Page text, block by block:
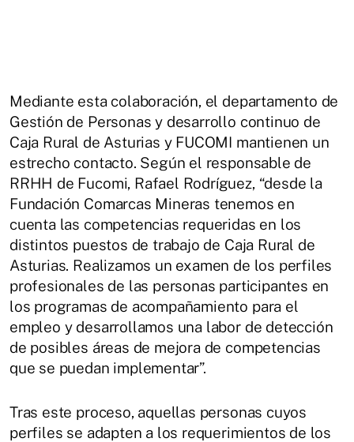
Mediante esta colaboración, el departamento de
Gestión de Personas y desarrollo continuo de
Caja Rural de Asturias y FUCOMI mantienen un
estrecho contacto. Según el responsable de
RRHH de Fucomi, Rafael Rodríguez, “desde la
Fundación Comarcas Mineras tenemos en
cuenta las competencias requeridas en los
distintos puestos de trabajo de Caja Rural de
Asturias. Realizamos un examen de los perfiles
profesionales de las personas participantes en
los programas de acompañamiento para el
empleo y desarrollamos una labor de detección
de posibles áreas de mejora de competencias
que se puedan implementar”.
Tras este proceso, aquellas personas cuyos
perfiles se adapten a los requerimientos de los